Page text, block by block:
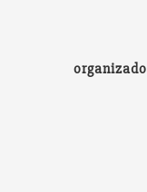
organizado